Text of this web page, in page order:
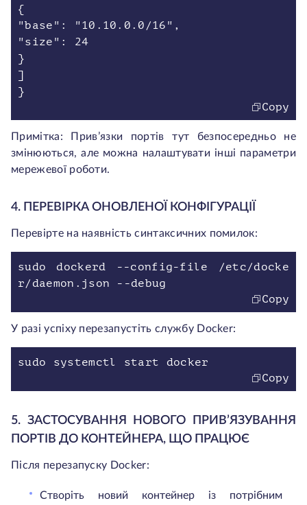
{
"base": "10.10.0.0/16",
"size": 24
}
]
}
Copy
Примітка: Прив’язки портів тут безпосередньо не
змінюються, але можна налаштувати інші параметри
мережевої роботи.
4. ПЕРЕВІРКА ОНОВЛЕНОЇ КОНФІГУРАЦІЇ
Перевірте на наявність синтаксичних помилок:
sudo dockerd --config-file /etc/docke
r/daemon.json --debug
Copy
У разі успіху перезапустіть службу Docker:
sudo systemctl start docker
Copy
5. ЗАСТОСУВАННЯ НОВОГО ПРИВ’ЯЗУВАННЯ
ПОРТІВ ДО КОНТЕЙНЕРА, ЩО ПРАЦЮЄ
Після перезапуску Docker:
Створіть новий контейнер із потрібним